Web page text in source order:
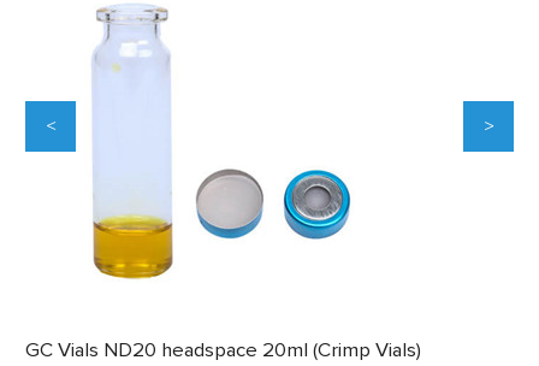
< >
GC Vials ND20 headspace 20ml (Crimp Vials)